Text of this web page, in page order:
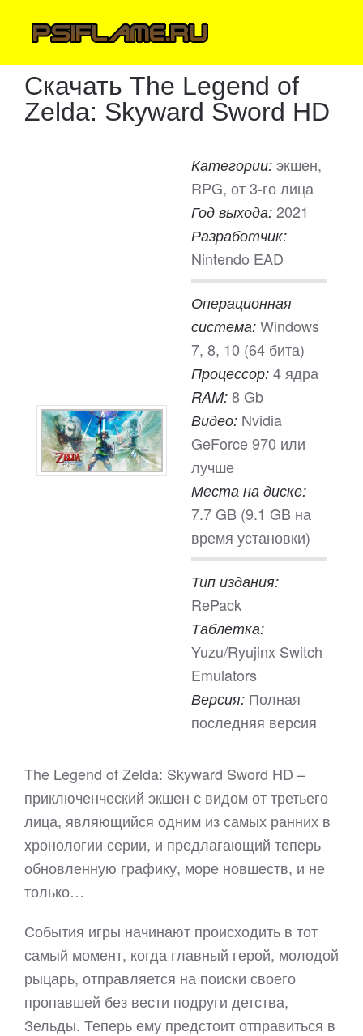
Скачать The Legend of
Zelda: Skyward Sword HD
Категории: экшен,
RPG, от 3-го лица
Год выхода: 2021
Разработчик:
Nintendo EAD
Операционная
система: Windows
7, 8, 10 (64 бита)
Процессор: 4 ядра
RAM: 8 Gb
Видео: Nvidia
GeForce 970 или
лучше
Места на диске:
7.7 GB (9.1 GB на
время установки)
Тип издания:
RePack
Таблетка:
Yuzu/Ryujinx Switch
Emulators
Версия: Полная
последняя версия
The Legend of Zelda: Skyward Sword HD –
приключенческий экшен с видом от третьего
лица, являющийся одним из самых ранних в
хронологии серии, и предлагающий теперь
обновленную графику, море новшеств, и не
только…
События игры начинают происходить в тот
самый момент, когда главный герой, молодой
рыцарь, отправляется на поиски своего
пропавшей без вести подруги детства,
Зельды. Теперь ему предстоит отправиться в